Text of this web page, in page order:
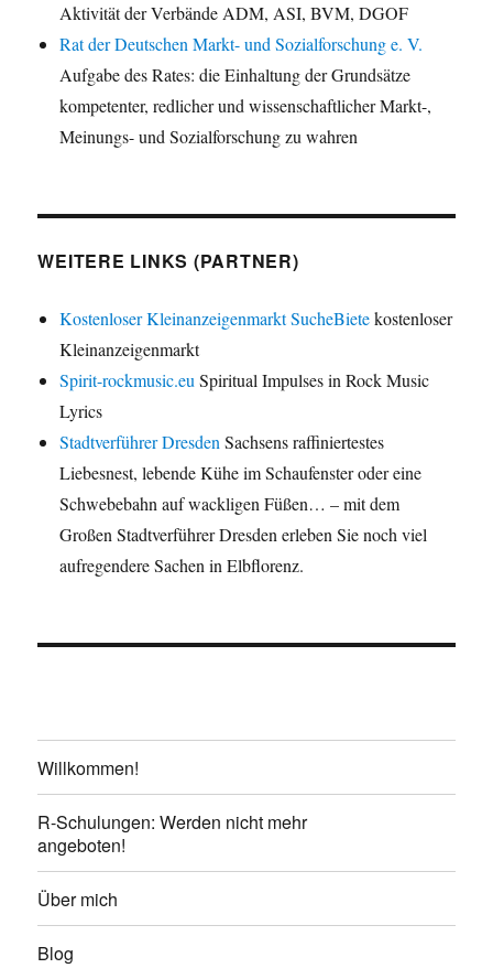
Aktivität der Verbände ADM, ASI, BVM, DGOF
Rat der Deutschen Markt- und Sozialforschung e. V.
Aufgabe des Rates: die Einhaltung der Grundsätze
kompetenter, redlicher und wissenschaftlicher Markt-,
Meinungs- und Sozialforschung zu wahren
WEITERE LINKS (PARTNER)
Kostenloser Kleinanzeigenmarkt SucheBietekostenloser
Kleinanzeigenmarkt
Spirit-rockmusic.eu Spiritual Impulses in Rock Music
Lyrics
Stadtverführer Dresden Sachsens raffiniertestes
Liebesnest, lebende Kühe im Schaufenster oder eine
Schwebebahn auf wackligen Füßen… – mit dem
Großen Stadtverführer Dresden erleben Sie noch viel
aufregendere Sachen in Elbflorenz.
Willkommen!
R-Schulungen: Werden nicht mehr
angeboten!
Über mich
Blog